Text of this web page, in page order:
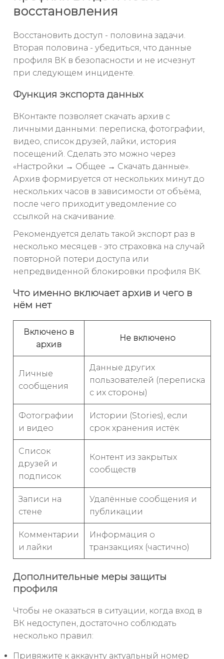
восстановления
Восстановить доступ - половина задачи.
Вторая половина - убедиться, что данные
профиля ВК в безопасности и не исчезнут
при следующем инциденте.
Функция экспорта данных
ВКонтакте позволяет скачать архив с
личными данными: переписка, фотографии,
видео, список друзей, лайки, история
посещений. Сделать это можно через
«Настройки → Общее → Скачать данные».
Архив формируется от нескольких минут до
нескольких часов в зависимости от объёма,
после чего приходит уведомление со
ссылкой на скачивание.
Рекомендуется делать такой экспорт раз в
несколько месяцев - это страховка на случай
повторной потери доступа или
непредвиденной блокировки профиля ВК.
Что именно включает архив и чего в
нём нет
Включено в
архив
Не включено
Личные
сообщения
Данные других
пользователей (переписка
с их стороны)
Фотографии
и видео
Истории (Stories), если
срок хранения истёк
Список
друзей и
подписок
Контент из закрытых
сообществ
Записи на
стене
Удалённые сообщения и
публикации
Комментарии
и лайки
Информация о
транзакциях (частично)
Дополнительные меры защиты
профиля
Чтобы не оказаться в ситуации, когда вход в
ВК недоступен, достаточно соблюдать
несколько правил:
Привяжите к аккаунту актуальный номер